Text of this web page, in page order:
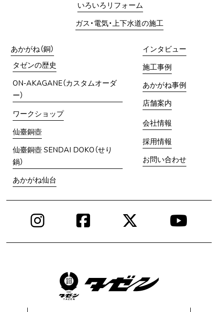
いろいろリフォーム
ガス・電気・上下水道の施工
あかがね（銅）
タゼンの歴史
ON-AKAGANE（カスタムオーダ
ー）
ワークショップ
仙臺銅壺
仙臺銅壺 SENDAI DOKO（せり
鍋）
あかがね仙台
インタビュー
施工事例
あかがね事例
店舗案内
会社情報
採用情報
お問い合わせ
InstagramFacebook